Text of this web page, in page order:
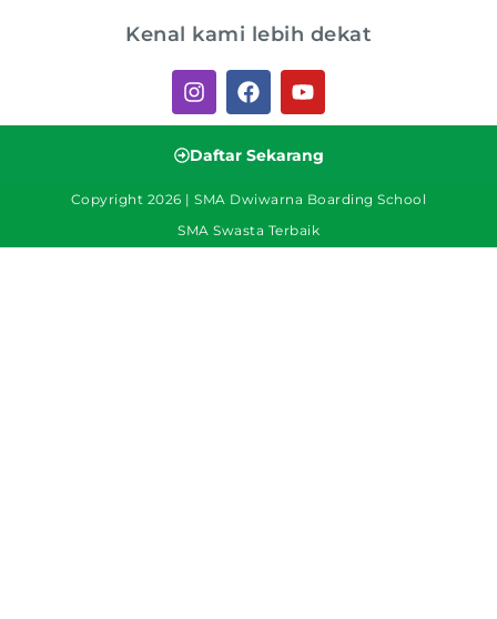
Kenal kami lebih dekat
Daftar Sekarang
Copyright 2026 | SMA Dwiwarna Boarding School
SMA Swasta Terbaik